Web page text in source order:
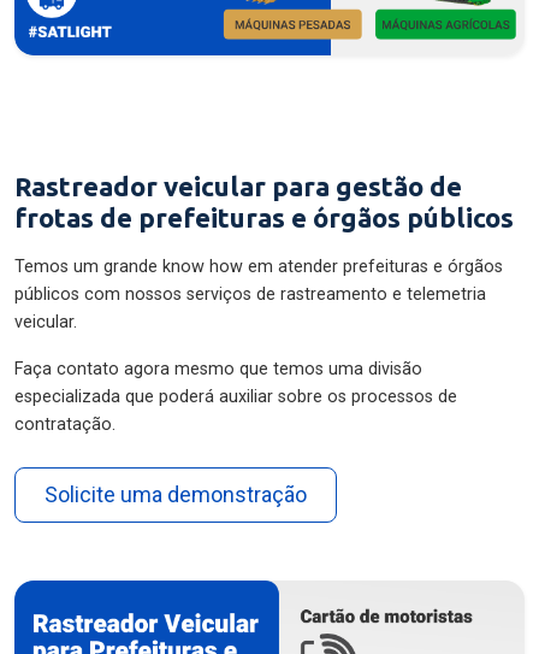
Rastreador veicular para gestão de
frotas de prefeituras e órgãos públicos
Temos um grande know how em atender prefeituras e órgãos
públicos com nossos serviços de rastreamento e telemetria
veicular.
Faça contato agora mesmo que temos uma divisão
especializada que poderá auxiliar sobre os processos de
contratação.
Solicite uma demonstração